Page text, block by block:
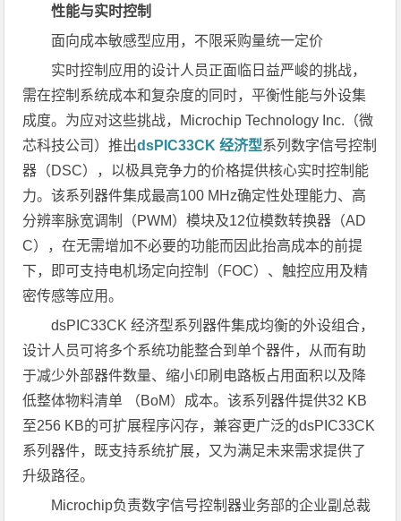
性能与实时控制
面向成本敏感型应用，不限采购量统一定价
实时控制应用的设计人员正面临日益严峻的挑战，
需在控制系统成本和复杂度的同时，平衡性能与外设集
成度。为应对这些挑战，Microchip Technology Inc.（微
芯科技公司）推出dsPIC33CK 经济型系列数字信号控制
器（DSC），以极具竞争力的价格提供核心实时控制能
力。该系列器件集成最高100 MHz确定性处理能力、高
分辨率脉宽调制（PWM）模块及12位模数转换器（AD
C），在无需增加不必要的功能而因此抬高成本的前提
下，即可支持电机场定向控制（FOC）、触控应用及精
密传感等应用。
dsPIC33CK 经济型系列器件集成均衡的外设组合，
设计人员可将多个系统功能整合到单个器件，从而有助
于减少外部器件数量、缩小印刷电路板占用面积以及降
低整体物料清单 （BoM）成本。该系列器件提供32 KB
至256 KB的可扩展程序闪存，兼容更广泛的dsPIC33CK
系列器件，既支持系统扩展，又为满足未来需求提供了
升级路径。
Microchip负责数字信号控制器业务部的企业副总裁